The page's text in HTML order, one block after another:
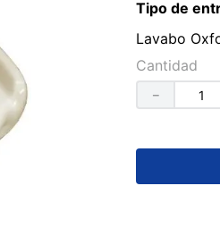
Tipo de
Lavabo
Cantidad
－